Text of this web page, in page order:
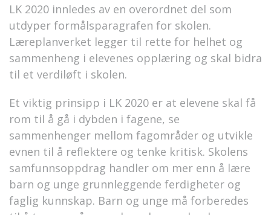
LK 2020 innledes av en overordnet del som
utdyper formålsparagrafen for skolen.
Læreplanverket legger til rette for helhet og
sammenheng i elevenes opplæring og skal bidra
til et verdiløft i skolen.
Et viktig prinsipp i LK 2020 er at elevene skal få
rom til å gå i dybden i fagene, se
sammenhenger mellom fagområder og utvikle
evnen til å reflektere og tenke kritisk. Skolens
samfunnsoppdrag handler om mer enn å lære
barn og unge grunnleggende ferdigheter og
faglig kunnskap. Barn og unge må forberedes